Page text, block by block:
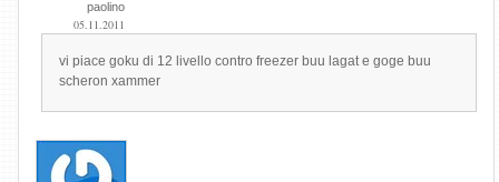
paolino
05.11.2011
vi piace goku di 12 livello contro freezer buu lagat e goge buu
scheron xammer